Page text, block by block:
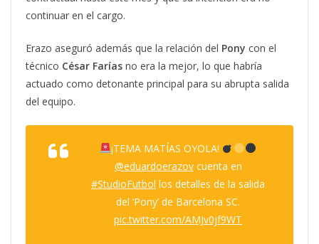
continuar en el cargo.
Erazo aseguró además que la relación del Pony con el
técnico César Farías no era la mejor, lo que habría
actuado como detonante principal para su abrupta salida
del equipo.
¡TEMA MATÍAS OYOLA!
@eduardoerazovcuenta en
#StudioFutbol los detalles de la salida
del ‘Pony’ de Barcelona SC.
pic.twitter.com/AMJv0jf9WT